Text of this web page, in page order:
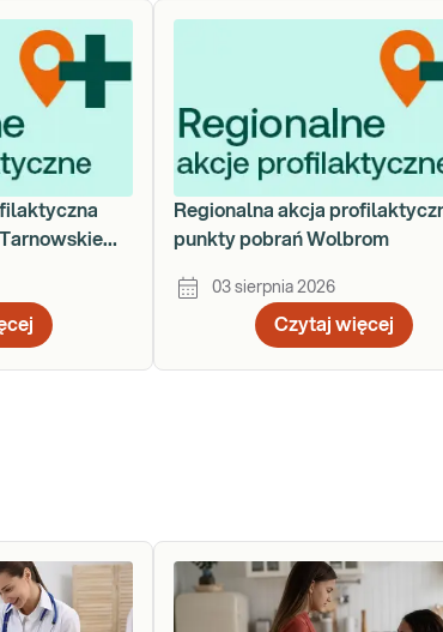
Regionalna akcja
punkty pobrań Wolbrom
03 sierpnia 2026
Czytaj więcej